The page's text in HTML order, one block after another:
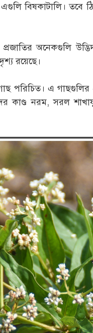
বিষকাটালি। তবে
অনেকগুলি
রয়েছে।
পরিচিত। এ
নরম, সরল